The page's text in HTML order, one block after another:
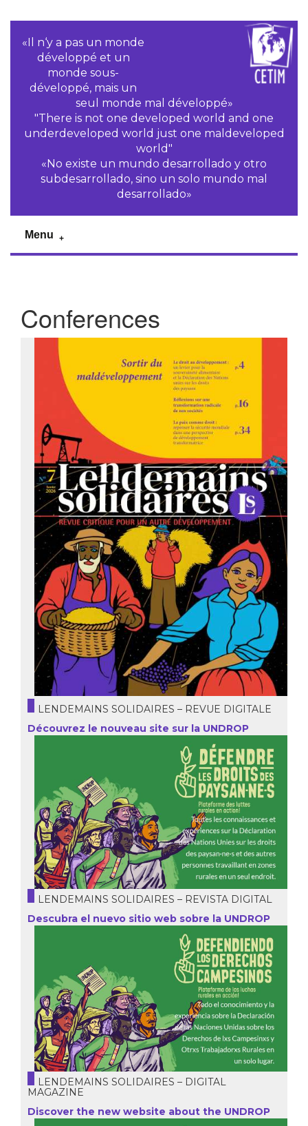
«Il n‘y a pas un monde
développé et un
monde sous-
développé, mais un
seul monde mal développé»
"There is not one developed world and one
underdeveloped world just one maldeveloped
world"
«No existe un mundo desarrollado y otro
subdesarrollado, sino un solo mundo mal
desarrollado»
Menu
Conferences
LENDEMAINS SOLIDAIRES – REVUE DIGITALE
Découvrez le nouveau site sur la UNDROP
LENDEMAINS SOLIDAIRES – REVISTA DIGITAL
Descubra el nuevo sitio web sobre la UNDROP
LENDEMAINS SOLIDAIRES – DIGITAL
MAGAZINE
Discover the new website about the UNDROP